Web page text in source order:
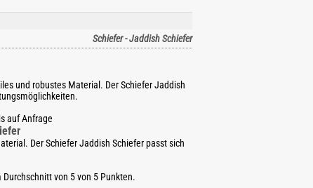
Schiefer - Jaddish Schiefer
und robustes Material. Der Schiefer Jaddish
auf Anfrage
Der Schiefer Jaddish Schiefer passt sich
von 5von 5 Punkten.